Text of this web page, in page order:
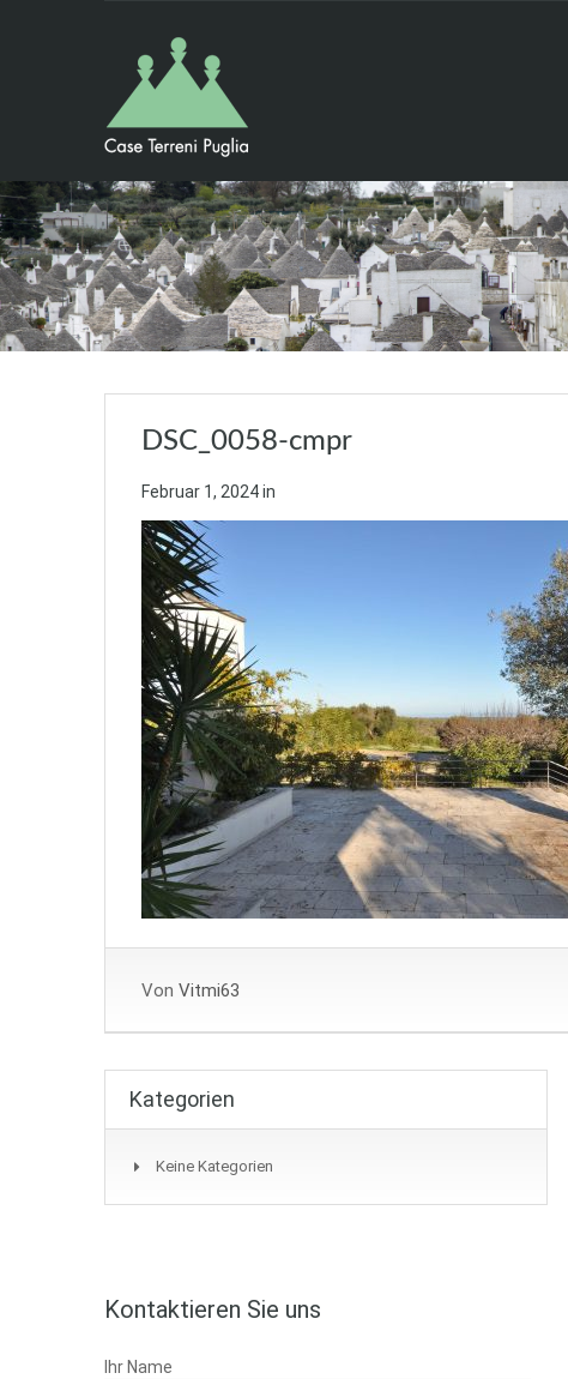
DSC_0058-cmpr
Februar 1, 2024in
Von Vitmi63
Kategorien
Keine Kategorien
Kontaktieren Sie uns
Ihr Name